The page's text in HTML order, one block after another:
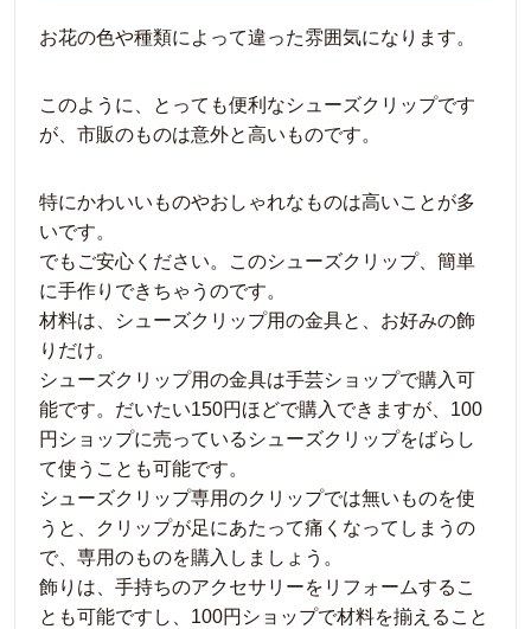
お花の色や種類によって違った雰囲気になります。
このように、とっても便利なシューズクリップです
が、市販のものは意外と高いものです。
特にかわいいものやおしゃれなものは高いことが多
いです。
でもご安心ください。このシューズクリップ、簡単
に手作りできちゃうのです。
材料は、シューズクリップ用の金具と、お好みの飾
りだけ。
シューズクリップ用の金具は手芸ショップで購入可
能です。だいたい150円ほどで購入できますが、100
円ショップに売っているシューズクリップをばらし
て使うことも可能です。
シューズクリップ専用のクリップでは無いものを使
うと、クリップが足にあたって痛くなってしまうの
で、専用のものを購入しましょう。
飾りは、手持ちのアクセサリーをリフォームするこ
とも可能ですし、100円ショップで材料を揃えること